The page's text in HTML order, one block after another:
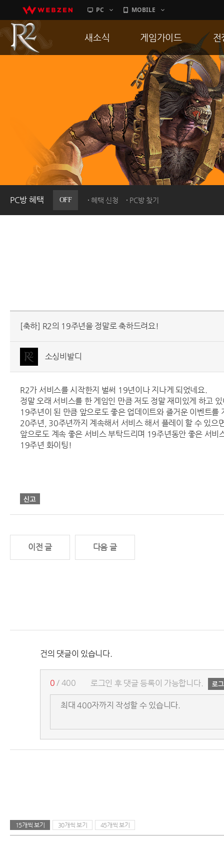
PC MOBILE
PC방 혜택 OFF 혜택 신청 PC방 찾기
새소식
이벤트
히스토리
PC방으로간다
게임가이드
게임 특징
서버가이드
신병훈련소
세부가이드
통합보급센터
전
통
공
[축하] R2의 19주년을 정말로 축하드려요!
소싱비발디
R2가 서비스를 시작한지 벌써 19년이나 지나게 되었네요.
정말 오래 서비스를 한 게임인 만큼 저도 정말 재미있게 하고
19주년이 된 만큼 앞으로도 좋은 업데이트와 즐거운 이벤트를
20주년, 30주년까지 계속해서 서비스 해서 플레이 할 수 있으
앞으로도 계속 좋은 서비스 부탁드리며 19주년동안 좋은 서비
19주년 화이팅!
이전 글 다음 글
건의 댓글이 있습니다.
로그인 후 댓글 등록이 가능합니다.
0 / 400
15개씩 보기 30개씩 보기 45개씩 보기